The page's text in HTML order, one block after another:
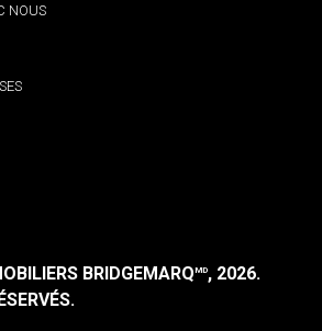
NOUS
BRIDGEMARQMD, 2026.